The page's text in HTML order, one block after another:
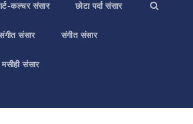
कल्चर संसार छोटा पर्दा संसार
संसार संगीत संसार
मसीही संसार